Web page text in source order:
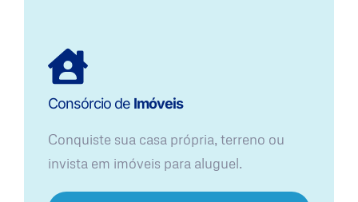
Consórcio de Imóveis
Conquiste sua casa própria, terreno ou
invista em imóveis para aluguel.